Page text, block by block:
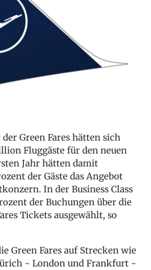
Green Fares hätten sich
Fluggäste für den neuen
Jahr hätten damit
der Gäste das Angebot
In der Business Class
der Buchungen über die
Tickets ausgewählt, so
Green Fares auf Strecken wie
- London und Frankfurt -